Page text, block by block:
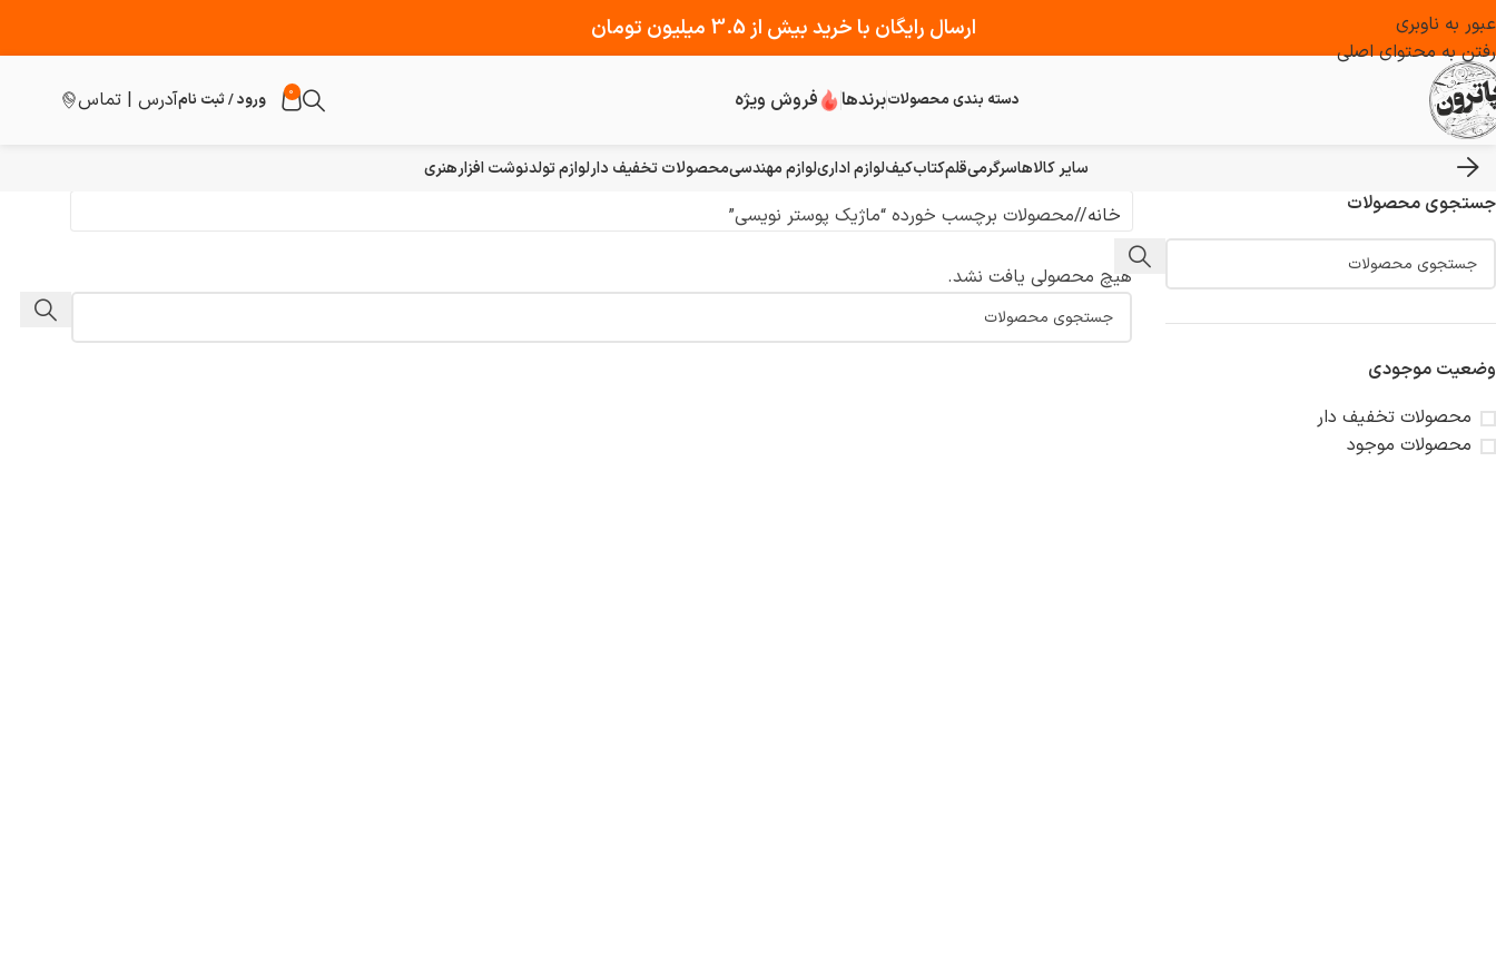
عبور به ناوبری
رفتن به محتوای اصلی
ارسال رایگان با خرید بیش از 3.5 میلیون تومان
دسته بندی محصولاتبرندها فروش ویژه 0 ورود / ثبت نامآدرس | تماس
سایر کالاهاسرگرمیقلمکتابکیفلوازم اداریلوازم مهندسیمحصولات تخفیف دارلوازم تولدنوشت افزارهنری
جستجوی محصولات
وضعیت موجودی
محصولات تخفیف دار
محصولات موجود
خانه/ محصولات برچسب خورده “ماژیک پوستر نویسی”
هیچ محصولی یافت نشد.